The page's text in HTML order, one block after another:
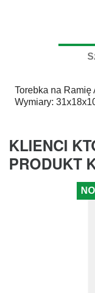
Torebka na Ramię
Wymiary:
KLIENCI
PRODUKT